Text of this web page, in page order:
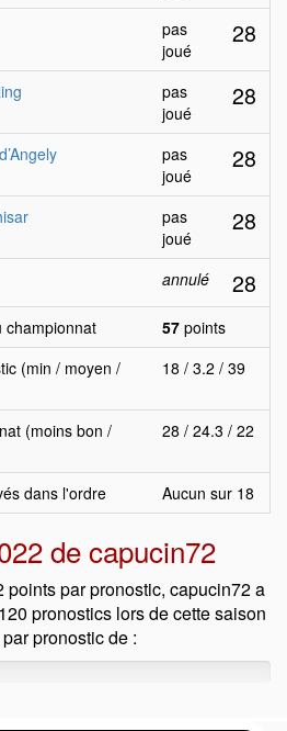
pas
joué
28
pas
joué
28
pas
joué
28
pas
joué
28
annulé 28
championnat 57 points
(min / moyen /
18 / 3.2 / 39
(moins bon /
28 / 24.3 / 22
dans l'ordre Aucun sur 18
de capucin72
points par pronostic, capucin72 a
pronostics lors de cette saison
pronostic de :